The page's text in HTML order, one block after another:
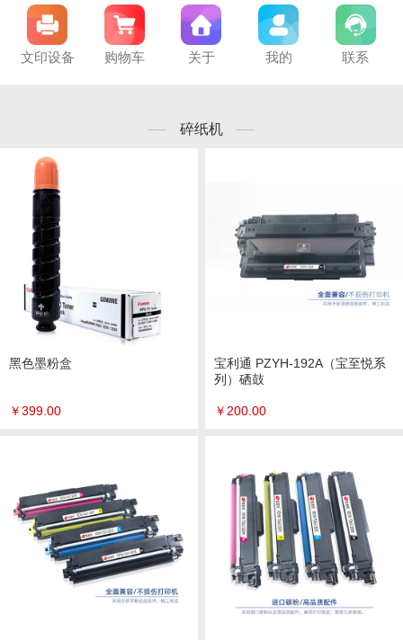
文印设备 购物车 关于 我的 联系
碎纸机
黑色墨粉盒
￥399.00
宝利通 PZYH-192A（宝至悦系
列）硒鼓
￥ 200.00